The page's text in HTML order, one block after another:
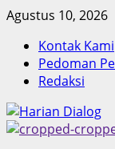
Skip
content
Agustus 10, 2026
Kontak Kami
Pedoman
Redaksi